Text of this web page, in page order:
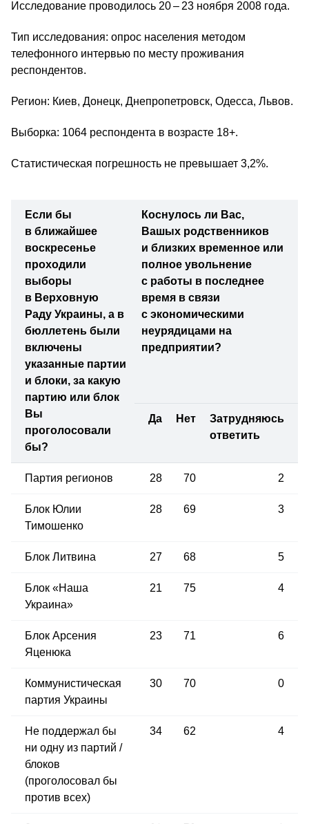
Исследование проводилось 20 – 23 ноября 2008 года.
Тип исследования: опрос населения методом
телефонного интервью по месту проживания
респондентов.
Регион: Киев, Донецк, Днепропетровск, Одесса, Львов.
Выборка: 1064 респондента в возрасте 18+.
Статистическая погрешность не превышает 3,2%.
Если бы
в ближайшее
воскресенье
проходили
выборы
в Верховную
Раду Украины, а в
бюллетень были
включены
указанные партии
и блоки, за какую
партию или блок
Вы
проголосовали
бы?
Коснулось ли Вас,
Вашых родственников
и близких временное или
полное увольнение
с работы в последнее
время в связи
с экономическими
неурядицами на
предприятии?
Да Нет
Затрудняюсь
ответить
Партия регионов 28 70 2
Блок Юлии
Тимошенко
28 69 3
Блок Литвина 27 68 5
Блок «Наша
Украина»
21 75 4
Блок Арсения
Яценюка
23 71 6
Коммунистическая
партия Украины
30 70 0
Не поддержал бы
ни одну из партий /​
блоков
(проголосовал бы
против всех)
34 62 4